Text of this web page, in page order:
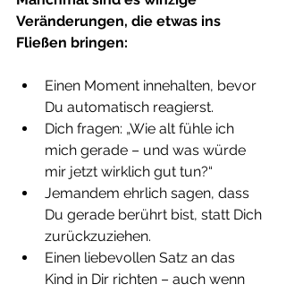
Veränderungen, die etwas ins
Fließen bringen:
Einen Moment innehalten, bevor
Du automatisch reagierst.
Dich fragen: „Wie alt fühle ich
mich gerade – und was würde
mir jetzt wirklich gut tun?“
Jemandem ehrlich sagen, dass
Du gerade berührt bist, statt Dich
zurückzuziehen.
Einen liebevollen Satz an das
Kind in Dir richten – auch wenn